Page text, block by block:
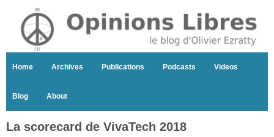
Home Archives Publications Podcasts Videos
Blog About
La scorecard de VivaTech 2018